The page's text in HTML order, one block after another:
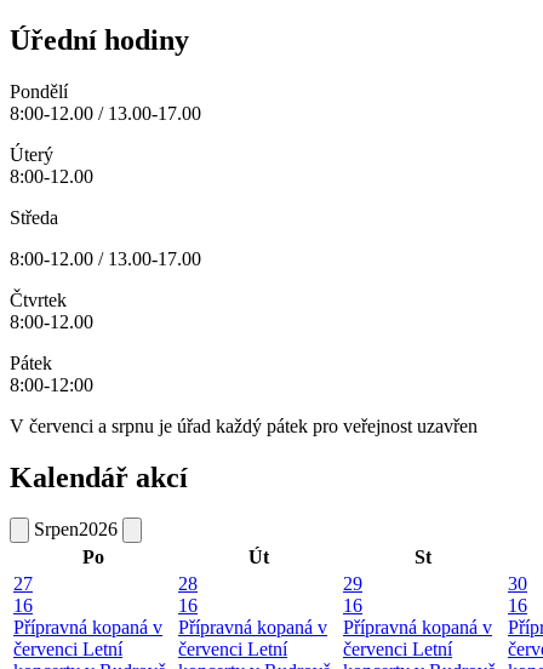
Úřední hodiny
Pondělí
8:00-12.00 / 13.00-17.00
Úterý
8:00-12.00
Středa
8:00-12.00 / 13.00-17.00
Čtvrtek
8:00-12.00
Pátek
8:00-12:00
V červenci a srpnu je úřad každý pátek pro veřejnost uzavřen
Kalendář akcí
Srpen2026
Po
Út
St
27
16
Přípravná kopaná v
červenci Letní
28
16
Přípravná kopaná v
červenci Letní
29
16
Přípravná kopaná v
červenci Letní
30
16